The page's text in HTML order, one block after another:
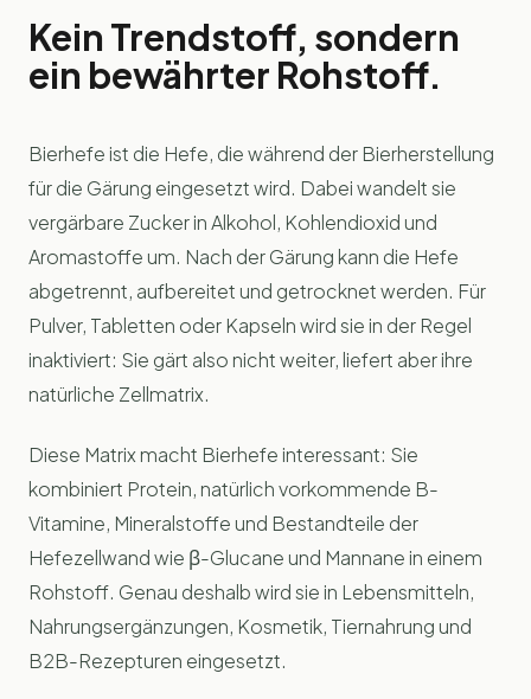
Kein Trendstoff, sondern
ein bewährter Rohstoff.
Bierhefe ist die Hefe, die während der Bierherstellung
für die Gärung eingesetzt wird. Dabei wandelt sie
vergärbare Zucker in Alkohol, Kohlendioxid und
Aromastoffe um. Nach der Gärung kann die Hefe
abgetrennt, aufbereitet und getrocknet werden. Für
Pulver, Tabletten oder Kapseln wird sie in der Regel
inaktiviert: Sie gärt also nicht weiter, liefert aber ihre
natürliche Zellmatrix.
Diese Matrix macht Bierhefe interessant: Sie
kombiniert Protein, natürlich vorkommende B-
Vitamine, Mineralstoffe und Bestandteile der
Hefezellwand wie β-Glucane und Mannane in einem
Rohstoff. Genau deshalb wird sie in Lebensmitteln,
Nahrungsergänzungen, Kosmetik, Tiernahrung und
B2B-Rezepturen eingesetzt.